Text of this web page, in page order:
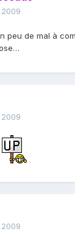
peu de mal à